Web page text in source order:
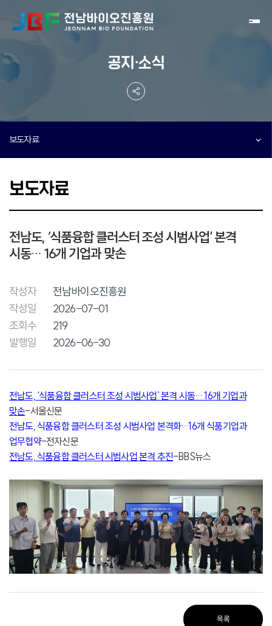
공지·소식
보도자료
보도자료
전남도, ‘식품융합 클러스터 조성 시범사업’ 본격
시동… 16개 기업과 맞손
작성자
전남바이오진흥원
작성일
2026-07-01
조회수
219
발행일
2026-06-30
전남도, ‘식품융합 클러스터 조성 시범사업’ 본격 시동… 16개 기업과
맞손-서울신문
전남도, 식품융합 클러스터 조성 시범사업 본격화…16개 식품기업과
업무협약-전자신문
전남도, 식품융합 클러스터 시범사업 본격 추진-BBS뉴스
목록